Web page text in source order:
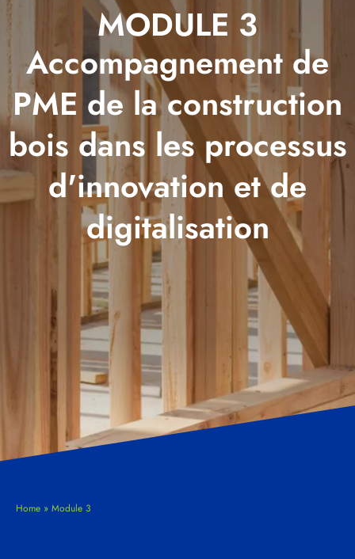
MODULE 3
Accompagnement de
PME de la construction
bois dans les processus
d'innovation et de
digitalisation
Home » Module 3